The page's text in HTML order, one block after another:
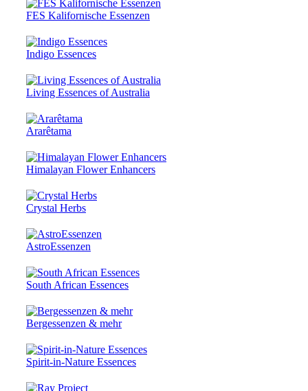
FES Kalifornische Essenzen
Indigo Essences
Living Essences of Australia
Ararêtama
Himalayan Flower Enhancers
Crystal Herbs
AstroEssenzen
South African Essences
Bergessenzen & mehr
Spirit-in-Nature Essences